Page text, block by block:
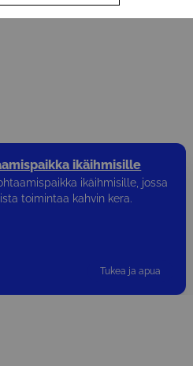
ikäihmisille
ikäihmisille, jossa
toimintaa kahvin kera.
Tukea ja apua